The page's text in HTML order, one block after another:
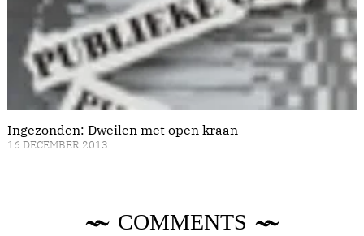
Ingezonden: Dweilen met open kraan
16 DECEMBER 2013
COMMENTS